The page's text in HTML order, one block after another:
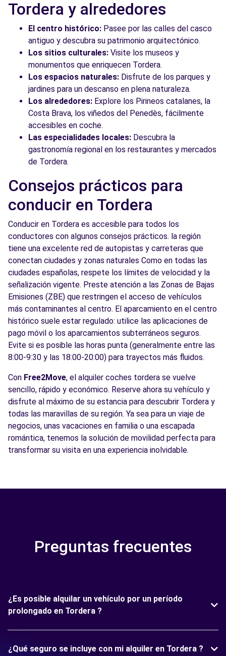
Tordera y alrededores
El centro histórico: Pasee por las calles del casco
antiguo y descubra su patrimonio arquitectónico.
Los sitios culturales: Visite los museos y
monumentos que enriquecen Tordera.
Los espacios naturales: Disfrute de los parques y
jardines para un descanso en plena naturaleza.
Los alrededores: Explore los Pirineos catalanes, la
Costa Brava, los viñedos del Penedès, fácilmente
accesibles en coche.
Las especialidades locales: Descubra la
gastronomía regional en los restaurantes y mercados
de Tordera.
Consejos prácticos para
conducir en Tordera
Conducir en Tordera es accesible para todos los
conductores con algunos consejos prácticos. la región
tiene una excelente red de autopistas y carreteras que
conectan ciudades y zonas naturales Como en todas las
ciudades españolas, respete los límites de velocidad y la
señalización vigente. Preste atención a las Zonas de Bajas
Emisiones (ZBE) que restringen el acceso de vehículos
más contaminantes al centro. El aparcamiento en el centro
histórico suele estar regulado: utilice las aplicaciones de
pago móvil o los aparcamientos subterráneos seguros.
Evite si es posible las horas punta (generalmente entre las
8:00-9:30 y las 18:00-20:00) para trayectos más fluidos.
Con Free2Move, el alquiler coches tordera se vuelve
sencillo, rápido y económico. Reserve ahora su vehículo y
disfrute al máximo de su estancia para descubrir Tordera y
todas las maravillas de su región. Ya sea para un viaje de
negocios, unas vacaciones en familia o una escapada
romántica, tenemos la solución de movilidad perfecta para
transformar su visita en una experiencia inolvidable.
Preguntas frecuentes
¿Es posible alquilar un vehículo por un período
prolongado en Tordera ?
¿Qué seguro se incluye con mi alquiler en Tordera ?